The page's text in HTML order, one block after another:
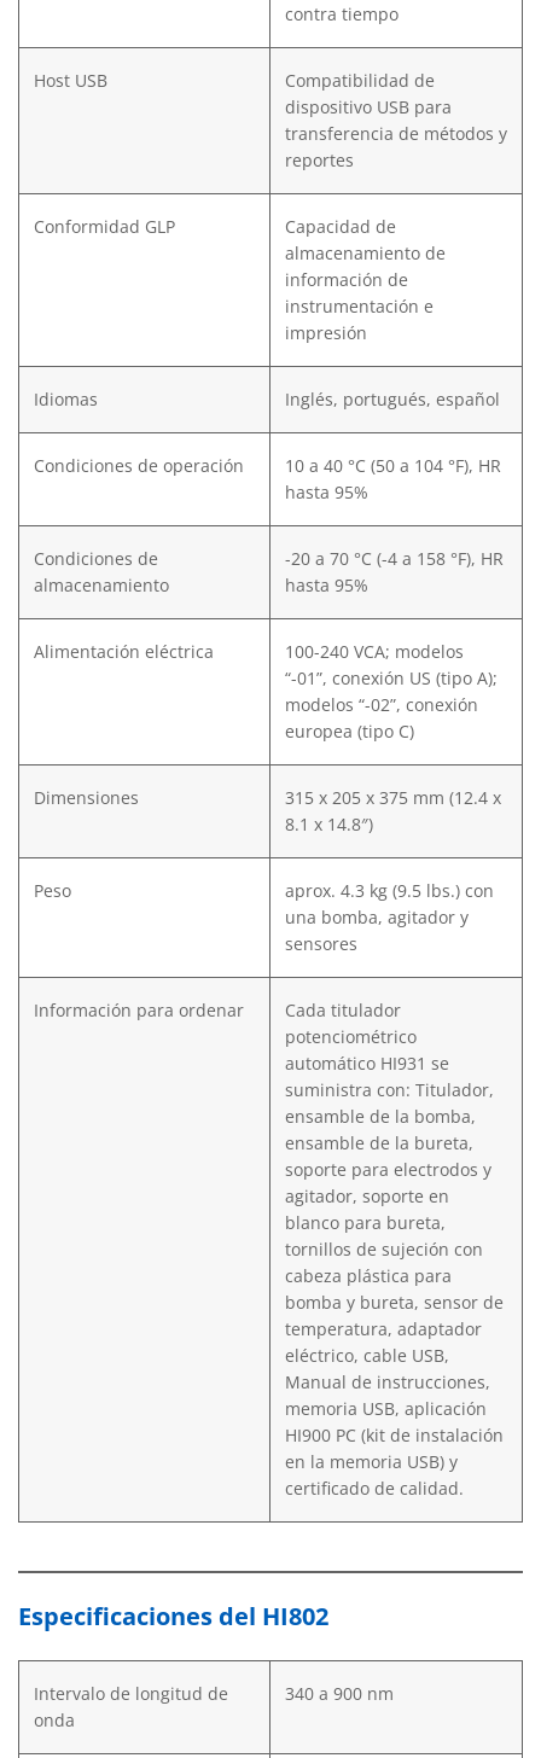
contra tiempo
Host USB
Compatibilidad de
dispositivo USB para
transferencia de métodos y
reportes
Conformidad GLP
Capacidad de
almacenamiento de
información de
instrumentación e
impresión
Idiomas Inglés, portugués, español
Condiciones de operación
10 a 40 °C (50 a 104 °F), HR
hasta 95%
Condiciones de
almacenamiento
-20 a 70 °C (-4 a 158 °F), HR
hasta 95%
Alimentación eléctrica
100-240 VCA; modelos
“-01”, conexión US (tipo A);
modelos “-02”, conexión
europea (tipo C)
Dimensiones
315 x 205 x 375 mm (12.4 x
8.1 x 14.8″)
Peso
aprox. 4.3 kg (9.5 lbs.) con
una bomba, agitador y
sensores
Información para ordenar
Cada titulador
potenciométrico
automático HI931 se
suministra con: Titulador,
ensamble de la bomba,
ensamble de la bureta,
soporte para electrodos y
agitador, soporte en
blanco para bureta,
tornillos de sujeción con
cabeza plástica para
bomba y bureta, sensor de
temperatura, adaptador
eléctrico, cable USB,
Manual de instrucciones,
memoria USB, aplicación
HI900 PC (kit de instalación
en la memoria USB) y
certificado de calidad.
Especificaciones del HI802
Intervalo de longitud de
onda
340 a 900 nm